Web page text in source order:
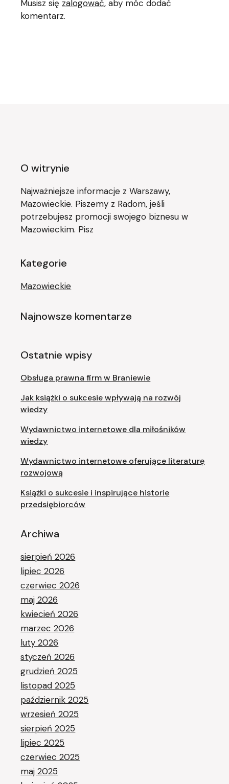
Musisz się zalogować, aby móc dodać
komentarz.
O witrynie
Najważniejsze informacje z Warszawy,
Mazowieckie. Piszemy z Radom, jeśli
potrzebujesz promocji swojego biznesu w
Mazowieckim. Pisz
Kategorie
Mazowieckie
Najnowsze komentarze
Ostatnie wpisy
Obsługa prawna firm w Braniewie
Jak książki o sukcesie wpływają na rozwój
wiedzy
Wydawnictwo internetowe dla miłośników
wiedzy
Wydawnictwo internetowe oferujące literaturę
rozwojową
Książki o sukcesie i inspirujące historie
przedsiębiorców
Archiwa
sierpień 2026
lipiec 2026
czerwiec 2026
maj 2026
kwiecień 2026
marzec 2026
luty 2026
styczeń 2026
grudzień 2025
listopad 2025
październik 2025
wrzesień 2025
sierpień 2025
lipiec 2025
czerwiec 2025
maj 2025